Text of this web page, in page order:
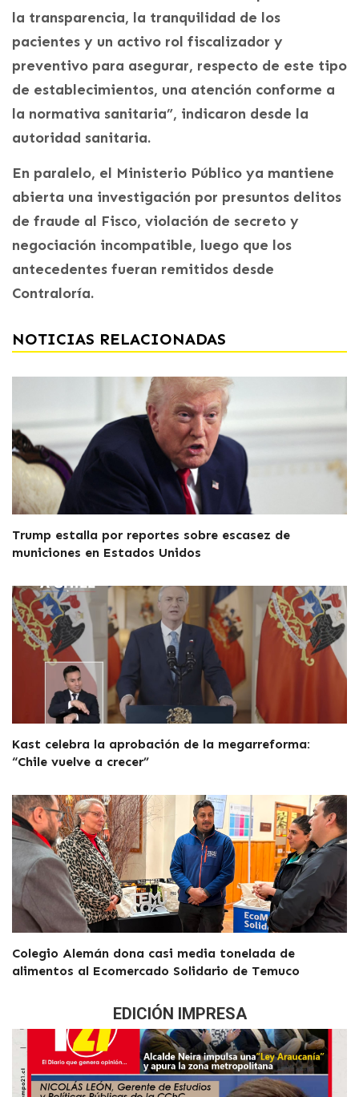
la transparencia, la tranquilidad de los
pacientes y un activo rol fiscalizador y
preventivo para asegurar, respecto de este tipo
de establecimientos, una atención conforme a
la normativa sanitaria”, indicaron desde la
autoridad sanitaria.
En paralelo, el Ministerio Público ya mantiene
abierta una investigación por presuntos delitos
de fraude al Fisco, violación de secreto y
negociación incompatible, luego que los
antecedentes fueran remitidos desde
Contraloría.
NOTICIAS RELACIONADAS
Trump estalla por reportes sobre escasez de
municiones en Estados Unidos
Kast celebra la aprobación de la megarreforma:
“Chile vuelve a crecer”
Colegio Alemán dona casi media tonelada de
alimentos al Ecomercado Solidario de Temuco
EDICIÓN IMPRESA